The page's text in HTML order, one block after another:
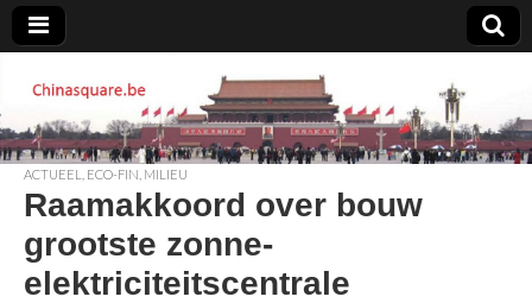
Chinasquare.be
ACTUEEL ECO-FIN MILIEU
Raamakkoord over bouw
grootste zonne-
elektriciteitscentrale